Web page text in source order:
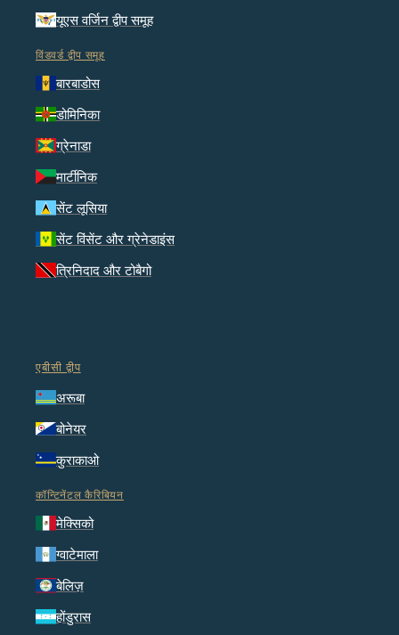
यूएस वर्जिन द्वीप समूह
विंडवर्ड द्वीप समूह
बारबाडोस
डोमिनिका
ग्रेनाडा
मार्टीनिक
सेंट लूसिया
सेंट विंसेंट और ग्रेनेडाइंस
त्रिनिदाद और टोबैगो
एबीसी द्वीप
अरूबा
बोनेयर
कुराकाओ
कॉन्टिनेंटल कैरिबियन
मेक्सिको
ग्वाटेमाला
बेलिज़
होंडुरास